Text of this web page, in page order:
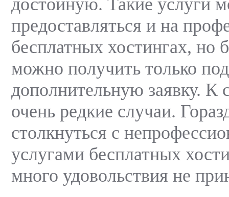
предоставляться и на
бесплатных хостингах, но
можно получить только
дополнительную заявку. К
очень редкие случаи.
столкнуться с
услугами бесплатных
много удовольствия не